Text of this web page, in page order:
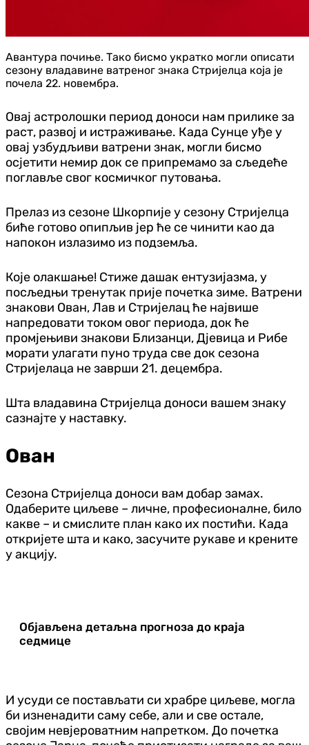
Авантура почиње. Тако бисмо укратко могли описати
сезону владавине ватреног знака Стријелца која је
почела 22. новембра.
Овај астролошки период доноси нам прилике за
раст, развој и истраживање. Када Сунце уђе у
овај узбудљиви ватрени знак, могли бисмо
осјетити немир док се припремамо за сљедеће
поглавље свог космичког путовања.
Прелаз из сезоне Шкорпије у сезону Стријелца
биће готово опипљив јер ће се чинити као да
напокон излазимо из подземља.
Које олакшање! Стиже дашак ентузијазма, у
посљедњи тренутак прије почетка зиме. Ватрени
знакови Ован, Лав и Стријелац ће највише
напредовати током овог периода, док ће
промјењиви знакови Близанци, Дјевица и Рибе
морати улагати пуно труда све док сезона
Стријелаца не заврши 21. децембра.
Шта владавина Стријелца доноси вашем знаку
сазнајте у наставку.
Ован
Сезона Стријелца доноси вам добар замах.
Одаберите циљеве – личне, професионалне, било
какве – и смислите план како их постићи. Када
откријете шта и како, засучите рукаве и крените
у акцију.
Објављена детаљна прогноза до краја
седмице
И усуди се постављати си храбре циљеве, могла
би изненадити саму себе, али и све остале,
својим невјероватним напретком. До почетка